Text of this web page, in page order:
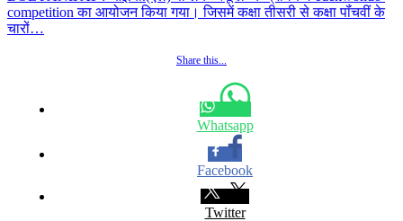
competition का आयोजन किया गया। जिसमें कक्षा तीसरी से कक्षा पॉंचवीं के
चारों…
Share this...
Whatsapp
Facebook
Twitter